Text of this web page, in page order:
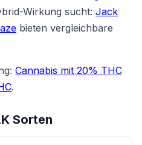
Wirkung sucht: Jack
bieten vergleichbare
Cannabis mit 20% THC
.
Sorten